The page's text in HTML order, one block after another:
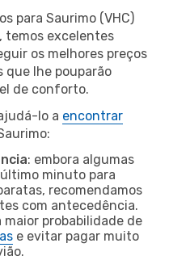
para Saurimo (VHC)
temos excelentes
os melhores preços
que lhe pouparão
de conforto.
lo a encontrar
: embora algumas
minuto para
recomendamos
com antecedência.
probabilidade de
e evitar pagar muito